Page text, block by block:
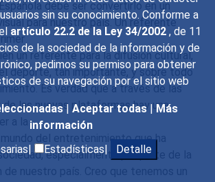
sin su conocimiento. Conforme a
artículo 22.2 de la Ley 34/2002 , de 11
de la sociedad de la información y de
pedimos su permiso para obtener
de su navegación por el sitio web
| Aceptar todas| Más
información
Estadísticas| Detalle
debe ser convertirlo en un
para nuestro país. Un referente
un referente para la difusión cultural,
deporte, tan importante, y sobre todo
Es verdad que a través de las
las nuevas plataformas hay una
a la
del entretenimiento que ha
especialmente por parte de la
de nuestro país. Creo que tenemos un